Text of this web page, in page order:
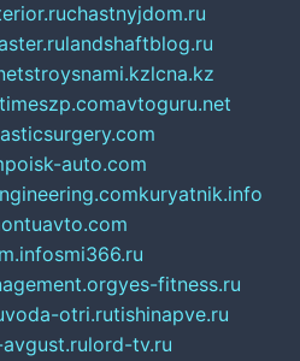
chastnyjdom.ru
landshaftblog.ru
stroysnami.kzlcna.kz
timeszp.comavtoguru.net
poisk-auto.com
kuryatnik.info
smi366.ru
yes-fitness.ru
voda-otri.rutishinapve.ru
lord-tv.ru